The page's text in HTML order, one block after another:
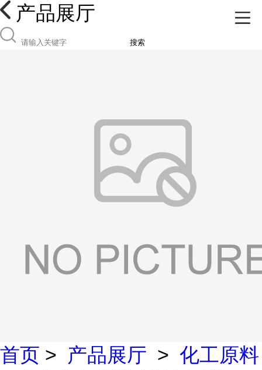
产品展厅
搜索
首页 > 产品展厅 > 化工原料